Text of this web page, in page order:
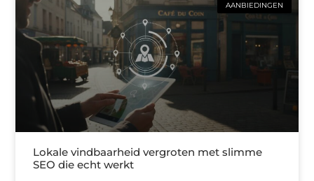
AANBIEDINGEN
Lokale vindbaarheid vergroten met slimme
SEO die echt werkt